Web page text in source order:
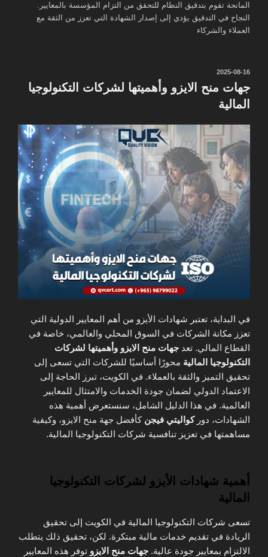
المانحة تقوم بتدقيق النظام للتحقق من التزام المؤسسة بالمعايير.
النجاح في التدقيق يؤدي إلى إصدار الشهادة التي تعزز من الثقة مع
العملاء والشركاء
نُشر
2025-08-16
جهات منح الايزو وأهميتها لشركات التكنولوجيا
المالية
في البداية، تعتبر شهادات الأيزو من أهم المعايير الدولية التي
تعزز مكانة الشركات في السوق المحلي والعالمي، خاصة في
القطاع المالي. تعد جهات منح الايزو وأهميتها لشركات
التكنولوجيا المالية محورًا أساسيًا للشركات التي تسعى إلى
تحقيق التميز والثقة بالعملاء. في الكويت، تبرز الحاجة إلى
الاعتماد الدولي لضمان جودة الخدمات والامتثال للمعايير
العالمية. في هذا الدليل الشامل، سنستعرض أهمية هذه
الشهادات، دوركواليتي فيجن كأفضل جهة منح الايزو، وكيفية
مساهمتها في تعزيز تنافسية شركات التكنولوجيا المالية.
أهمية شهادات الأيزو لشركات التكنولوجيا
المالية
تسعى شركات التكنولوجيا المالية في الكويت إلى تحقيق
الريادة في تقديم خدمات مالية مبتكرة. لكن، تحقيق ذلك يتطلب
الالتزام بمعايير جودة عالية. جهات منح الايزو توفر هذه المعايير